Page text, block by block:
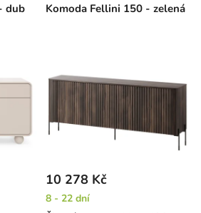
dub
Komoda Fellini 150 - zelená
10 278 Kč
8 - 22 dní